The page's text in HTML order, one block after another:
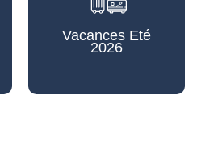
Vacances Eté
2026